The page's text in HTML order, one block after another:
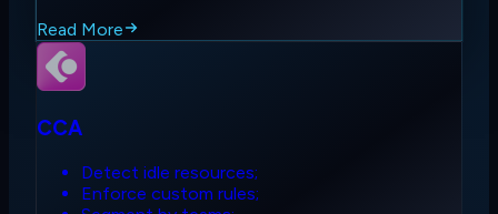
Read More
CCA
Detect idle resources;
Enforce custom rules;